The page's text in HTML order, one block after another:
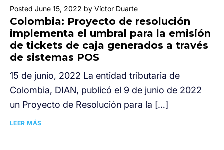
Posted June 15, 2022 by Víctor Duarte
Colombia: Proyecto de resolución
implementa el umbral para la emisión
de tickets de caja generados a través
de sistemas POS
15 de junio, 2022 La entidad tributaria de
Colombia, DIAN, publicó el 9 de junio de 2022
un Proyecto de Resolución para la […]
LEER MÁS